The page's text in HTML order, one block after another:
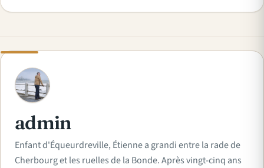
A
admin
Enfant d'Équeurdreville, Étienne a grandi entre la rade de
Cherbourg et les ruelles de la Bonde. Après vingt-cinq ans